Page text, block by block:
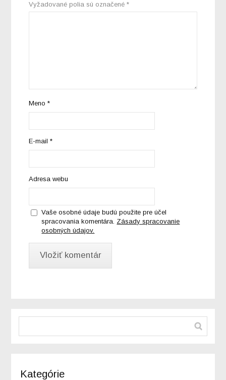
Vyžadované polia sú označené*
Meno*
E-mail*
Adresa webu
Vaše osobné údaje budú použite pre účel
spracovania komentára. Zásady spracovanie
osobných údajov.
Kategórie